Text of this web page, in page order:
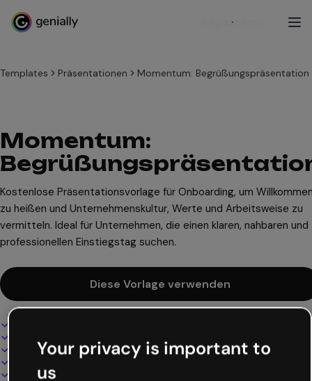
Registrieren
Templates Präsentationen Momentum: Begrüßungspräsentation
Momentum:
Kostenlose Präsentationsvorlage für Onboarding, um
zu heißen und Unternehmenskultur, Werte und Arbeitsweise zu
vermitteln. Ideal für Unternehmen, die einen klaren, nahbaren und
professionellen Einstiegstag suchen.
Diese Vorlage verwenden
Audio, Video und Multimedia hinzufügen
Online präsentieren, teilen oder veröffentlichen
Als PDF, MP4 und andere Formate herunterladen
Your privacy is important to
us